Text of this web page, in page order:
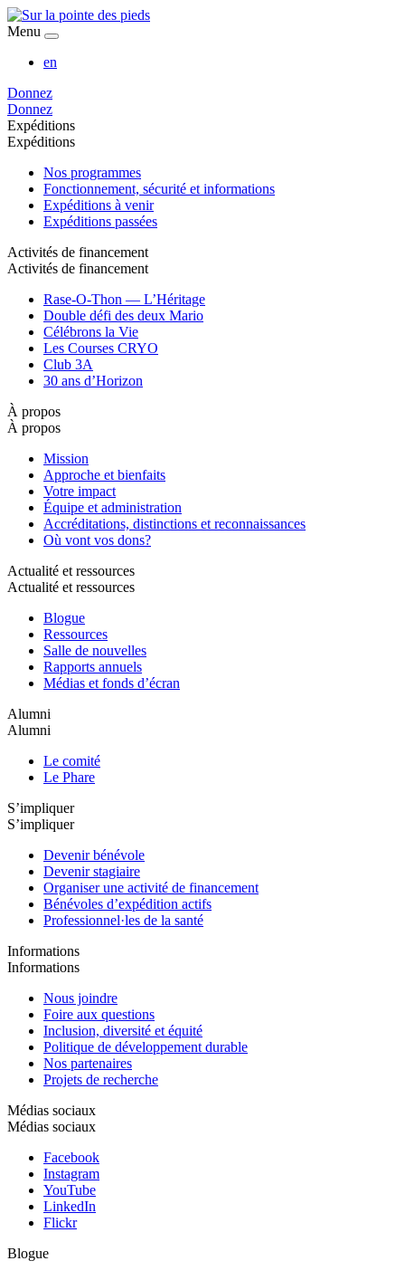
Menu
en
Donnez
Donnez
Expéditions
Expéditions
Nos programmes
Fonctionnement, sécurité et informations
Expéditions à venir
Expéditions passées
Activités de financement
Activités de financement
Rase-O-Thon — L’Héritage
Double défi des deux Mario
Célébrons la Vie
Les Courses CRYO
Club 3A
30 ans d’Horizon
À propos
À propos
Mission
Approche et bienfaits
Votre impact
Équipe et administration
Accréditations, distinctions et reconnaissances
Où vont vos dons?
Actualité et ressources
Actualité et ressources
Blogue
Ressources
Salle de nouvelles
Rapports annuels
Médias et fonds d’écran
Alumni
Alumni
Le comité
Le Phare
S’impliquer
S’impliquer
Devenir bénévole
Devenir stagiaire
Organiser une activité de financement
Bénévoles d’expédition actifs
Professionnel·les de la santé
Informations
Informations
Nous joindre
Foire aux questions
Inclusion, diversité et équité
Politique de développement durable
Nos partenaires
Projets de recherche
Médias sociaux
Médias sociaux
Facebook
Instagram
YouTube
LinkedIn
Flickr
Blogue